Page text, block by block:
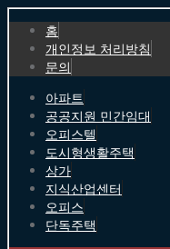
홈
개인정보 처리방침
문의
아파트
공공지원 민간임대
오피스텔
도시형생활주택
상가
지식산업센터
오피스
단독주택